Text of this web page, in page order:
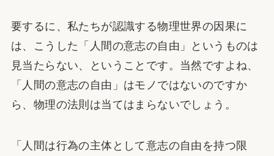
要するに、私たちが認識する物理世界の因果に
は、こうした「人間の意志の自由」というものは
見当たらない、ということです。当然ですよね、
「人間の意志の自由」はモノではないのですか
ら、物理の法則は当てはまらないでしょう。
「人間は行為の主体として意志の自由を持つ限